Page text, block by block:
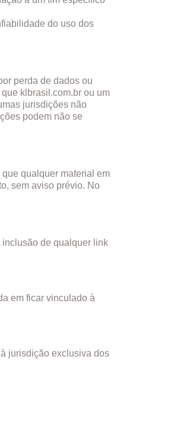
do uso dos
perda de dados ou
klbrasil.com.br ou um
jurisdições não
podem não se
qualquer material em
sem aviso prévio. No
de qualquer link
em ficar vinculado à
jurisdição exclusiva dos